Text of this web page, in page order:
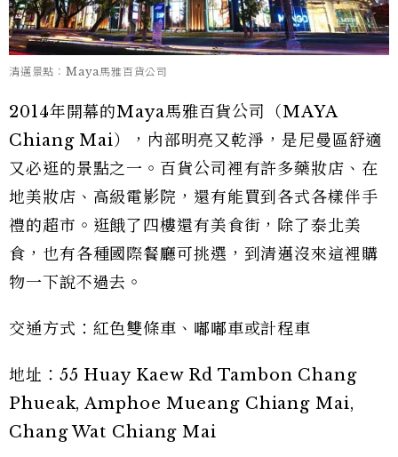
清邁景點：Maya馬雅百貨公司
2014年開幕的Maya馬雅百貨公司（MAYA
Chiang Mai），內部明亮又乾淨，是尼曼區舒適
又必逛的景點之一。百貨公司裡有許多藥妝店、在
地美妝店、高級電影院，還有能買到各式各樣伴手
禮的超市。逛餓了四樓還有美食街，除了泰北美
食，也有各種國際餐廳可挑選，到清邁沒來這裡購
物一下說不過去。
交通方式：紅色雙條車、嘟嘟車或計程車
地址：55 Huay Kaew Rd Tambon Chang
Phueak, Amphoe Mueang Chiang Mai,
Chang Wat Chiang Mai